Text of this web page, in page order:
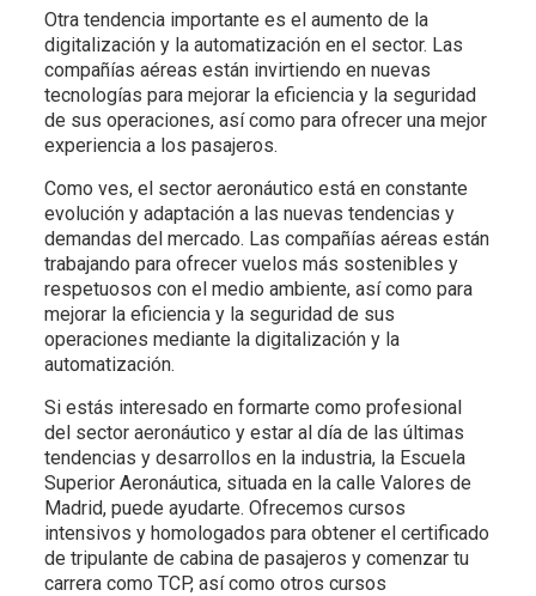
Otra tendencia importante es el aumento de la
digitalización y la automatización en el sector. Las
compañías aéreas están invirtiendo en nuevas
tecnologías para mejorar la eficiencia y la seguridad
de sus operaciones, así como para ofrecer una mejor
experiencia a los pasajeros.
Como ves, el sector aeronáutico está en constante
evolución y adaptación a las nuevas tendencias y
demandas del mercado. Las compañías aéreas están
trabajando para ofrecer vuelos más sostenibles y
respetuosos con el medio ambiente, así como para
mejorar la eficiencia y la seguridad de sus
operaciones mediante la digitalización y la
automatización.
Si estás interesado en formarte como profesional
del sector aeronáutico y estar al día de las últimas
tendencias y desarrollos en la industria, la Escuela
Superior Aeronáutica, situada en la calle Valores de
Madrid, puede ayudarte. Ofrecemos cursos
intensivos y homologados para obtener el certificado
de tripulante de cabina de pasajeros y comenzar tu
carrera como TCP, así como otros cursos